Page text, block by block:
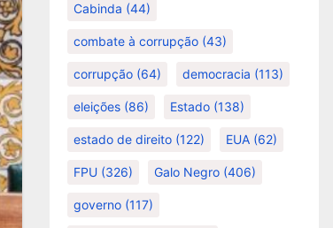
Cabinda (44)
combate à corrupção (43)
corrupção (64) democracia (113)
eleições (86) Estado (138)
estado de direito (122) EUA (62)
FPU (326) Galo Negro (406)
governo (117)